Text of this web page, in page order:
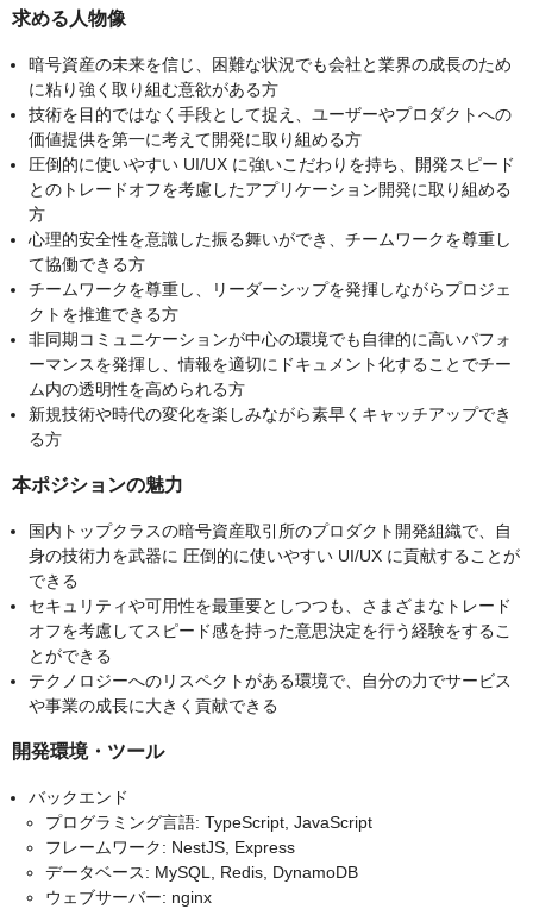
求める人物像
暗号資産の未来を信じ、困難な状況でも会社と業界の成長のため
に粘り強く取り組む意欲がある方
技術を目的ではなく手段として捉え、ユーザーやプロダクトへの
価値提供を第一に考えて開発に取り組める方
圧倒的に使いやすい UI/UX に強いこだわりを持ち、開発スピード
とのトレードオフを考慮したアプリケーション開発に取り組める
方
心理的安全性を意識した振る舞いができ、チームワークを尊重し
て協働できる方
チームワークを尊重し、リーダーシップを発揮しながらプロジェ
クトを推進できる方
非同期コミュニケーションが中心の環境でも自律的に高いパフォ
ーマンスを発揮し、情報を適切にドキュメント化することでチー
ム内の透明性を高められる方
新規技術や時代の変化を楽しみながら素早くキャッチアップでき
る方
本ポジションの魅力
国内トップクラスの暗号資産取引所のプロダクト開発組織で、自
身の技術力を武器に 圧倒的に使いやすい UI/UX に貢献することが
できる
セキュリティや可用性を最重要としつつも、さまざまなトレード
オフを考慮してスピード感を持った意思決定を行う経験をするこ
とができる
テクノロジーへのリスペクトがある環境で、自分の力でサービス
や事業の成長に大きく貢献できる
開発環境・ツール
バックエンド
プログラミング言語: TypeScript, JavaScript
フレームワーク: NestJS, Express
データベース: MySQL, Redis, DynamoDB
ウェブサーバー: nginx